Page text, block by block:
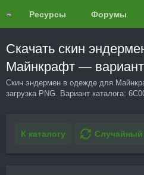
Ресурсы Форумы
Скачать скин
Майнкрафт —
Скин эндермен в одежде для
загрузка PNG. Вариант каталога:
К каталогу Случайный